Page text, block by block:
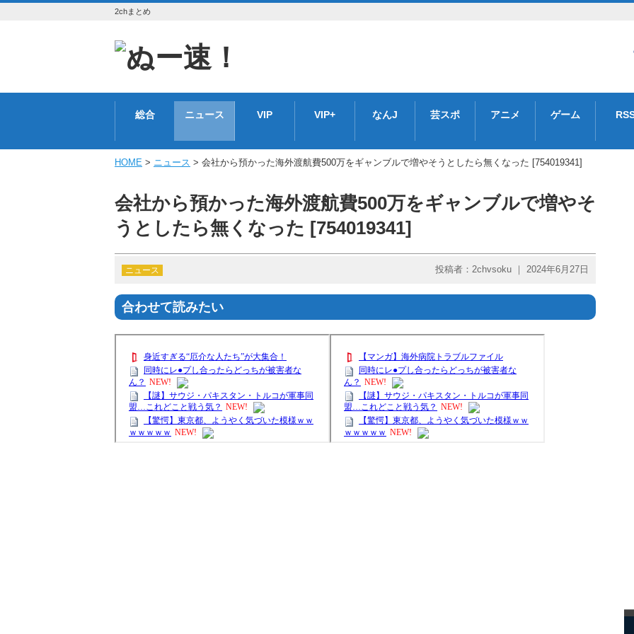
2chまとめ
総合 ニュース VIP VIP+ なんJ 芸スポ アニメ ゲーム
HOME > ニュース > 会社から預かった海外渡航費500万をギャンブルで増やそうとしたら無くなった [754019341]
会社から預かった海外渡航費500万をギャンブルで増やそ
うとしたら無くなった [754019341]
ニュース 投稿者：2chvsoku ｜ 2024年6月27日
合わせて読みたい